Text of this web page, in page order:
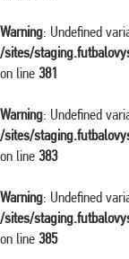
Warning: Undefined
/sites/
on line 381
Warning: Undefined
/sites/
on line 383
Warning: Undefined
/sites/
on line 385